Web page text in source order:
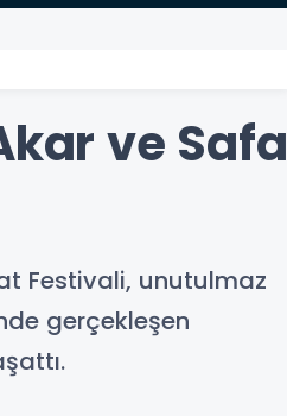
ve Safa
Festivali, unutulmaz
gerçekleşen